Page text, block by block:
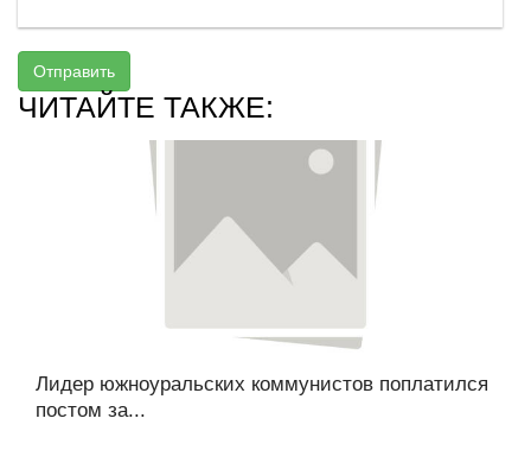
Отправить
ЧИТАЙТЕ ТАКЖЕ:
Лидер южноуральских коммунистов поплатился
постом за...